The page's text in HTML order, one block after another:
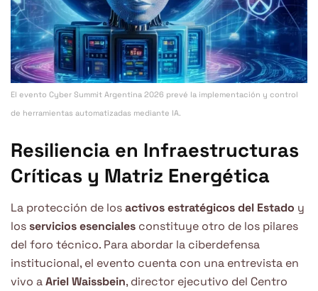
El evento Cyber Summit Argentina 2026 prevé la implementación y control
de herramientas automatizadas mediante IA.
Resiliencia en Infraestructuras
Críticas y Matriz Energética
La protección de losactivos estratégicos del Estado y
los servicios esenciales constituye otro de los pilares
del foro técnico. Para abordar la ciberdefensa
institucional, el evento cuenta con una entrevista en
vivo aAriel Waissbein, director ejecutivo del Centro